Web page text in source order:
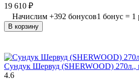
19 610 ₽
Начислим +392 бонусов1 бонус = 1
В корзину
Сундук Шервуд (SHERWOOD) 270л.,
4.6